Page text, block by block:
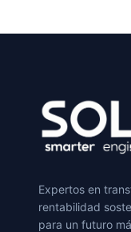
Expertos en
rentabilidad
para un futuro